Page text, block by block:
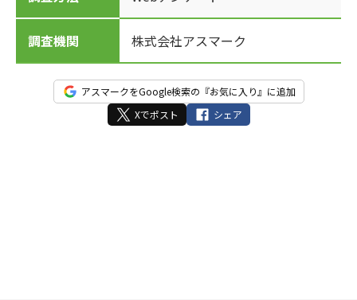
調査機関 株式会社アスマーク
アスマークをGoogle検索の『お気に入り』に追加
Xでポスト
シェア